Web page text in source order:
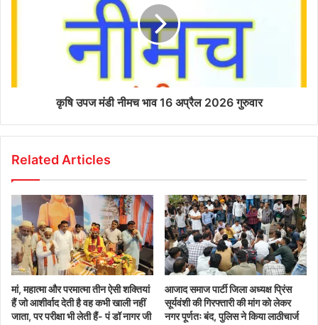
कृषि उपज मंडी नीमच भाव 16 अप्रैल 2026 गुरुवार
Related Articles
मां, महात्मा और परमात्मा तीन ऐसी शक्तियां
हैं जो आशीर्वाद देती है वह कभी खाली नहीं
जाता, पर परीक्षा भी लेती हैं- पं डॉ नागर जी
आजाद समाज पार्टी जिला अध्यक्ष प्रिंस
सूर्यवंशी की गिरफ्तारी की मांग को लेकर
नगर पूर्णतः बंद, पुलिस ने किया लाठीचार्ज